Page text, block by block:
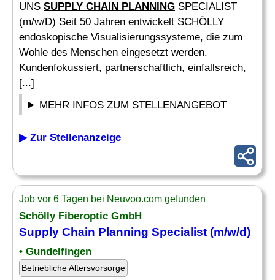
UNS SUPPLY CHAIN PLANNING SPECIALIST
(m/w/D) Seit 50 Jahren entwickelt SCHÖLLY
endoskopische Visualisierungssysteme, die zum
Wohle des Menschen eingesetzt werden.
Kundenfokussiert, partnerschaftlich, einfallsreich,
[...]
MEHR INFOS ZUM STELLENANGEBOT
▶ Zur Stellenanzeige
Job vor 6 Tagen bei Neuvoo.com gefunden
Schölly Fiberoptic GmbH
Supply Chain Planning Specialist (m/w/d)
• Gundelfingen
Betriebliche Altersvorsorge